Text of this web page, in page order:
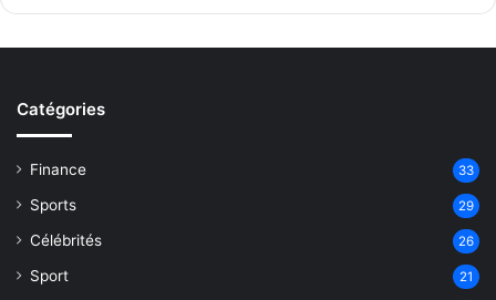
Catégories
Finance 33
Sports 29
Célébrités 26
Sport 21